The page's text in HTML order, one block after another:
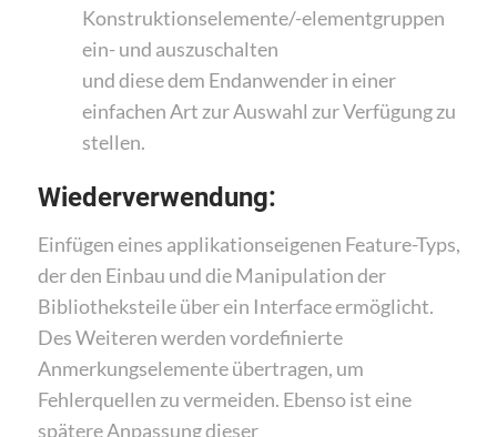
Konstruktionselemente/-elementgruppen
ein- und auszuschalten
und diese dem Endanwender in einer
einfachen Art zur Auswahl zur Verfügung zu
stellen.
Wiederverwendung:
Einfügen eines applikationseigenen Feature-Typs,
der den Einbau und die Manipulation der
Bibliotheksteile über ein Interface ermöglicht.
Des Weiteren werden vordefinierte
Anmerkungselemente übertragen, um
Fehlerquellen zu vermeiden. Ebenso ist eine
spätere Anpassung dieser